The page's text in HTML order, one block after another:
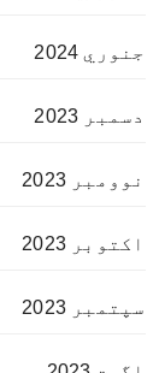
جنوري 2024
دسمبر 2023
نوومبر 2023
اکتوبر 2023
سپتمبر 2023